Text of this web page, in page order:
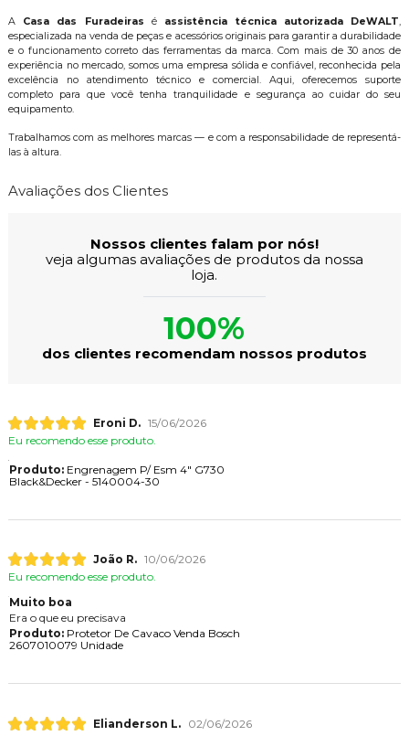
A Casa das Furadeiras é assistência técnica autorizada DeWALT
especializada na venda de peças e acessórios originais para garantir a durabilidade
e o funcionamento correto das ferramentas da marca. Com mais de 30 anos de
experiência no mercado, somos uma empresa sólida e confiável, reconhecida pela
excelência no atendimento técnico e comercial. Aqui, oferecemos suporte
completo para que você tenha tranquilidade e segurança ao cuidar do seu
equipamento.
Trabalhamos com as melhores marcas — e com a responsabilidade de representá-
las à altura.
Avaliações dos Clientes
Nossos clientes falam por nós!
veja algumas avaliações de produtos da nossa
loja.
100%
dos clientes recomendam nossos produtos
Eroni D. 15/06/2026
Eu recomendo esse produto.
Produto:Engrenagem P/ Esm 4" G730
Black&Decker - 5140004-30
João R. 10/06/2026
Eu recomendo esse produto.
Muito boa
Era o que eu precisava
Produto:Protetor De Cavaco Venda Bosch
2607010079 Unidade
Elianderson L.
02/06/2026